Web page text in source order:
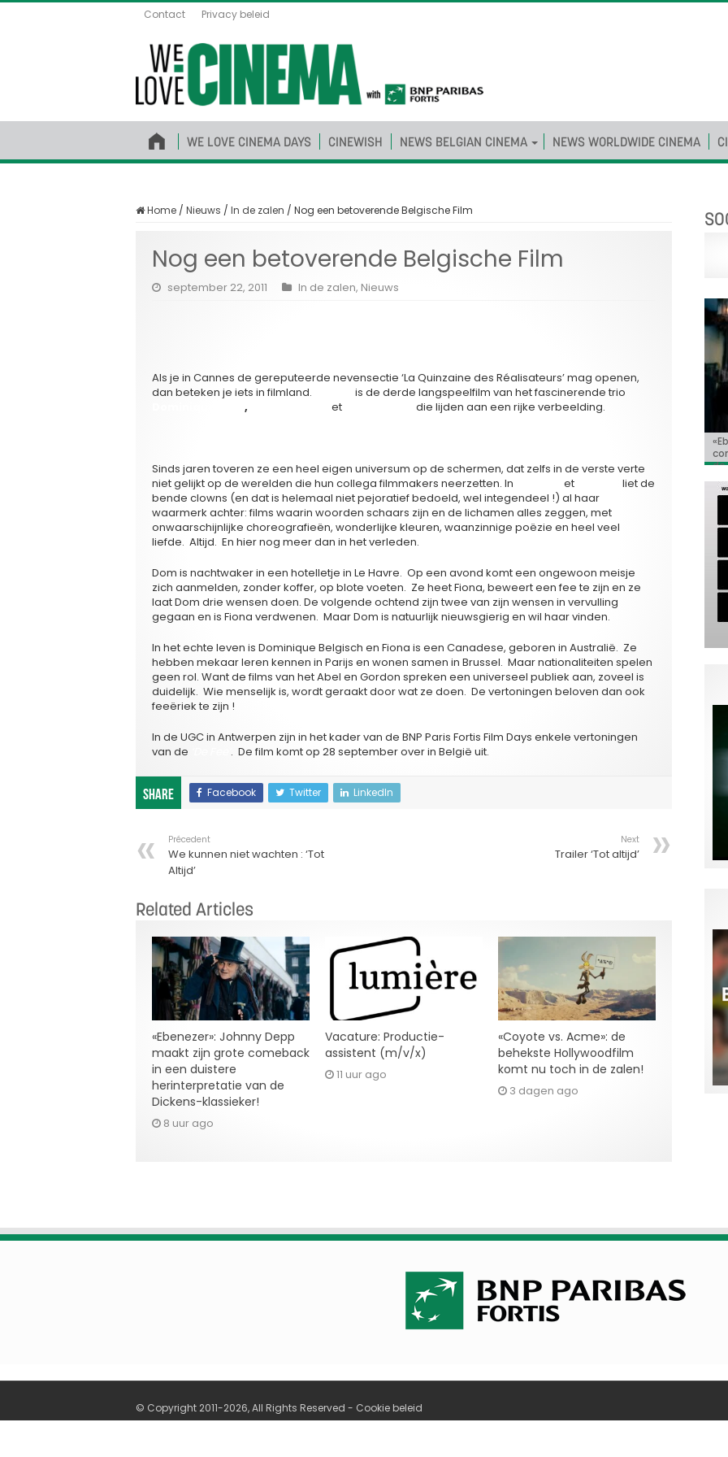
Contact Privacy beleid
WE LOVE CINEMA DAYS CINEWISH NEWS BELGIAN CINEMA NEWS WORLDWIDE CINEMA
Home / Nieuws / In de zalen / Nog een betoverende Belgische Film
Nog een betoverende Belgische Film
september 22, 2011 In de zalen, Nieuws
Als je in Cannes de gereputeerde nevensectie ‘La Quinzaine des Réalisateurs’ mag openen,
dan beteken je iets in filmland.
is de derde langspeelfilm van het fascinerende trio
, et die lijden aan een rijke verbeelding.
Sinds jaren toveren ze een heel eigen universum op de schermen, dat zelfs in de verste verte
niet gelijkt op de werelden die hun collega filmmakers neerzetten. In
et
liet de
bende clowns (en dat is helemaal niet pejoratief bedoeld, wel integendeel !) al haar
waarmerk achter: films waarin woorden schaars zijn en de lichamen alles zeggen, met
onwaarschijnlijke choreografieën, wonderlijke kleuren, waanzinnige poëzie en heel veel
liefde. Altijd. En hier nog meer dan in het verleden.
Dom is nachtwaker in een hotelletje in Le Havre. Op een avond komt een ongewoon meisje
zich aanmelden, zonder koffer, op blote voeten. Ze heet Fiona, beweert een fee te zijn en ze
laat Dom drie wensen doen. De volgende ochtend zijn twee van zijn wensen in vervulling
gegaan en is Fiona verdwenen. Maar Dom is natuurlijk nieuwsgierig en wil haar vinden.
In het echte leven is Dominique Belgisch en Fiona is een Canadese, geboren in Australië. Ze
hebben mekaar leren kennen in Parijs en wonen samen in Brussel. Maar nationaliteiten spelen
geen rol. Want de films van het Abel en Gordon spreken een universeel publiek aan, zoveel is
duidelijk. Wie menselijk is, wordt geraakt door wat ze doen. De vertoningen beloven dan ook
feeëriek te zijn !
In de UGC in Antwerpen zijn in het kader van de BNP Paris Fortis Film Days enkele vertoningen
van de
. De film komt op 28 september over in België uit.
Share Facebook Twitter LinkedIn
Précedent
We kunnen niet wachten : ‘Tot
Altijd’
Next
Trailer ‘Tot altijd’
Related Articles
«Ebenezer»: Johnny Depp
maakt zijn grote comeback
in een duistere
herinterpretatie van de
Dickens-klassieker!
8 uur ago
Vacature: Productie-
assistent (m/v/x)
11 uur ago
«Coyote vs. Acme»: de
behekste Hollywoodfilm
komt nu toch in de zalen!
3 dagen ago
de
© Copyright 2011-2026, All Rights Reserved - Cookie beleid